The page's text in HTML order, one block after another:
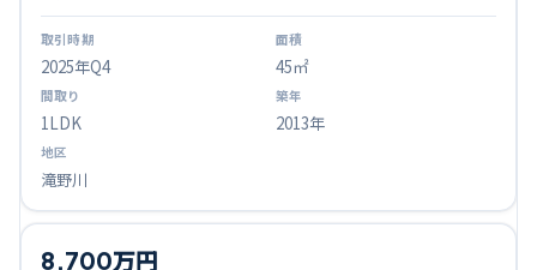
2025年Q4 45㎡
1LDK 2013年
滝野川
8,700万円